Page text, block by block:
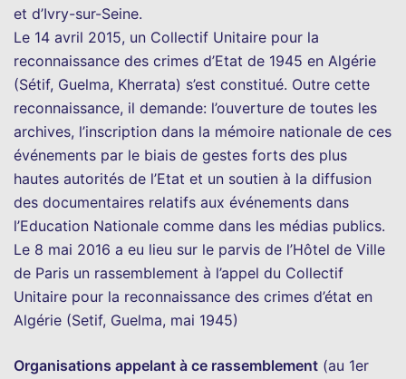
et d’Ivry-sur-Seine.
Le 14 avril 2015, un Collectif Unitaire pour la
reconnaissance des crimes d’Etat de 1945 en Algérie
(Sétif, Guelma, Kherrata) s’est constitué. Outre cette
reconnaissance, il demande: l’ouverture de toutes les
archives, l’inscription dans la mémoire nationale de ces
événements par le biais de gestes forts des plus
hautes autorités de l’Etat et un soutien à la diffusion
des documentaires relatifs aux événements dans
l’Education Nationale comme dans les médias publics.
Le 8 mai 2016 a eu lieu sur le parvis de l’Hôtel de Ville
de Paris un rassemblement à l’appel du Collectif
Unitaire pour la reconnaissance des crimes d’état en
Algérie (Setif, Guelma, mai 1945)
Organisations appelant à ce rassemblement (au 1er